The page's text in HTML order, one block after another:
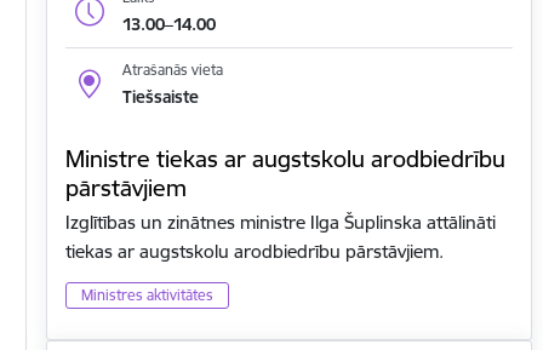
13.00–14.00
Atrašanās vieta
Tiešsaiste
Ministre tiekas ar augstskolu arodbiedrību
pārstāvjiem
Izglītības un zinātnes ministre Ilga Šuplinska attālināti
tiekas ar augstskolu arodbiedrību pārstāvjiem.
Ministres aktivitātes